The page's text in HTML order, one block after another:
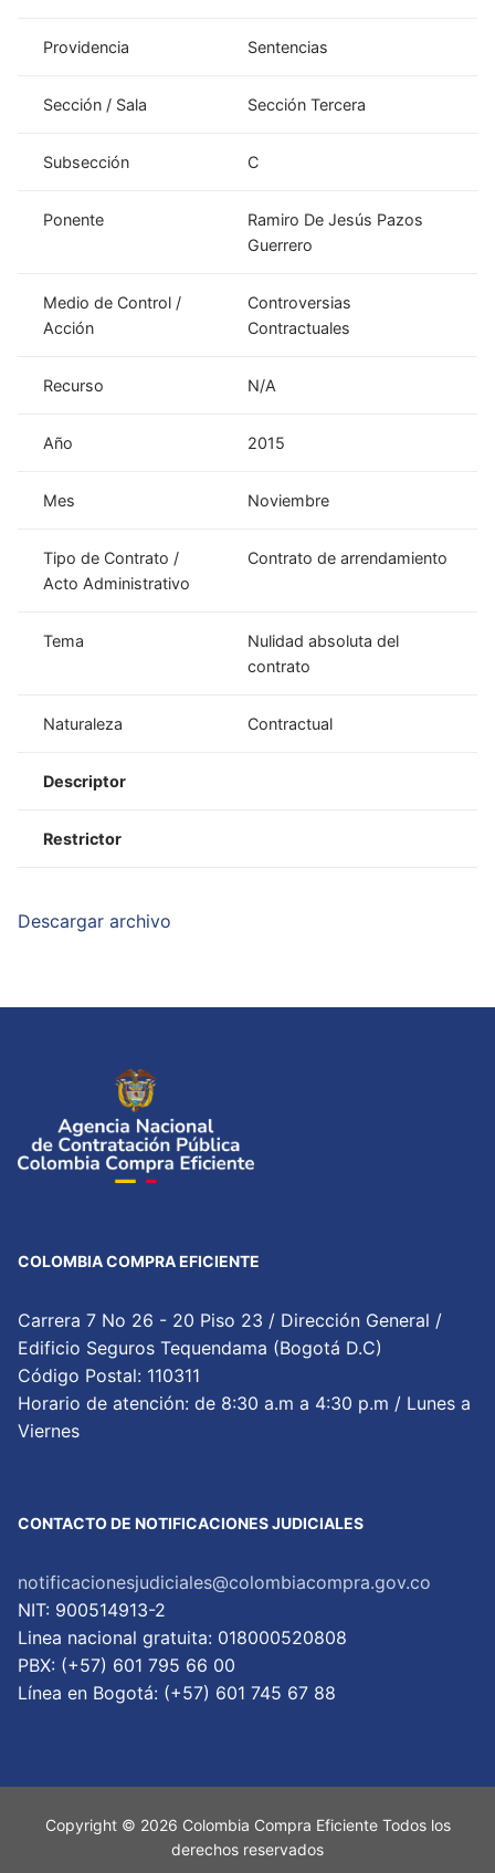
Providencia Sentencias
Sección / Sala Sección Tercera
Subsección C
Ponente
Ramiro De Jesús Pazos
Guerrero
Medio de Control /
Acción
Controversias
Contractuales
Recurso N/A
Año 2015
Mes Noviembre
Tipo de Contrato /
Acto Administrativo
Contrato de arrendamiento
Tema
Nulidad absoluta del
contrato
Naturaleza Contractual
Descriptor
Restrictor
Descargar archivo
COLOMBIA COMPRA EFICIENTE
Carrera 7 No 26 - 20 Piso 23 / Dirección General /
Edificio Seguros Tequendama (Bogotá D.C)
Código Postal: 110311
Horario de atención: de 8:30 a.m a 4:30 p.m / Lunes a
Viernes
CONTACTO DE NOTIFICACIONES JUDICIALES
notificacionesjudiciales@colombiacompra.gov.co
NIT: 900514913-2
Linea nacional gratuita: 018000520808
PBX: (+57) 601 795 66 00
Lí­nea en Bogotá: (+57) 601 745 67 88
Copyright © 2026 Colombia Compra Eficiente Todos los
derechos reservados